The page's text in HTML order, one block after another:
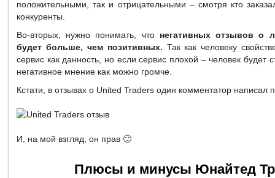
положительными, так и отрицательными – смотря кто
конкуренты.
Во-вторых, нужно понимать, что негативных отзывов о
будет больше, чем позитивных. Так как человеку
сервис как данность, но если сервис плохой – человек будет
негативное мнение как можно громче.
Кстати, в отзывах о United Traders один комментатор написал
И, на мой взгляд, он прав 🙂
Плюсы и минусы Юнайтед